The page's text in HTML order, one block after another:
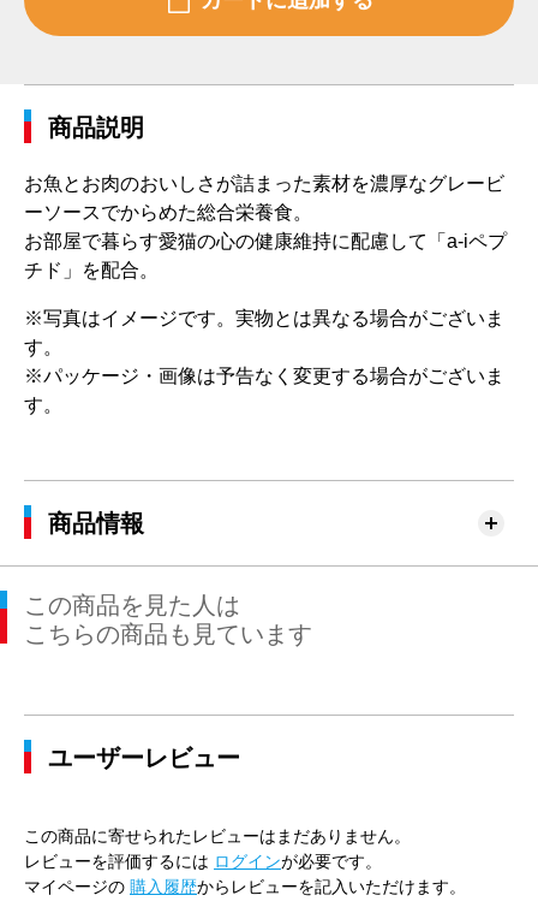
商品説明
お魚とお肉のおいしさが詰まった素材を濃厚なグレービ
ーソースでからめた総合栄養食。
お部屋で暮らす愛猫の心の健康維持に配慮して「a-iペプ
チド」を配合。
※写真はイメージです。実物とは異なる場合がございま
す。
※パッケージ・画像は予告なく変更する場合がございま
す。
商品情報
この商品を見た人は
こちらの商品も見ています
ユーザーレビュー
この商品に寄せられたレビューはまだありません。
レビューを評価するには ログインが必要です。
マイページの 購入履歴からレビューを記入いただけます。